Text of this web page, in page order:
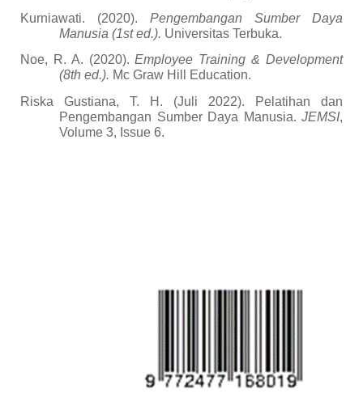
Kurniawati. (2020). Pengembangan Sumber Daya
Manusia (1st ed.). Universitas Terbuka.
Noe, R. A. (2020).Employee Training & Development
(8th ed.). Mc Graw Hill Education.
Riska Gustiana, T. H. (Juli 2022). Pelatihan dan
Pengembangan Sumber Daya Manusia. JEMSI,
Volume 3, Issue 6.